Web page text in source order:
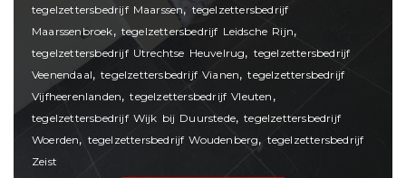
tegelzettersbedrijf Maarssen, tegelzettersbedrijf
Maarssenbroek, tegelzettersbedrijf Leidsche Rijn,
tegelzettersbedrijf Utrechtse Heuvelrug, tegelzettersbedrijf
Veenendaal,tegelzettersbedrijf Vianen,tegelzettersbedrijf
Vijfheerenlanden,tegelzettersbedrijf Vleuten ,
tegelzettersbedrijf Wijk bij Duurstede,tegelzettersbedrijf
Woerden, tegelzettersbedrijf Woudenberg, tegelzettersbedrijf
Zeist